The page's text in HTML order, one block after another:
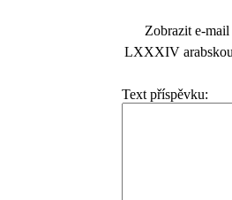
Zobrazit e-
LXXXIV
Text příspěvku: